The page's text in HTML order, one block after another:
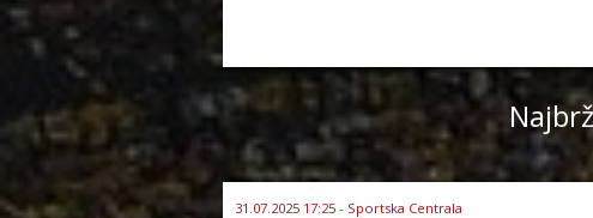
31.07.2025 17:25 - Sportska Centrala